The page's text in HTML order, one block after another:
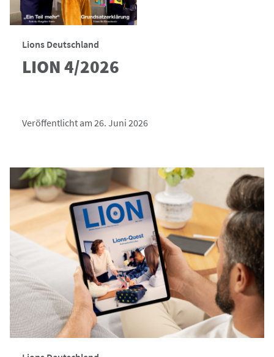
Lions Deutschland
LION 4/2026
Veröffentlicht am 26. Juni 2026